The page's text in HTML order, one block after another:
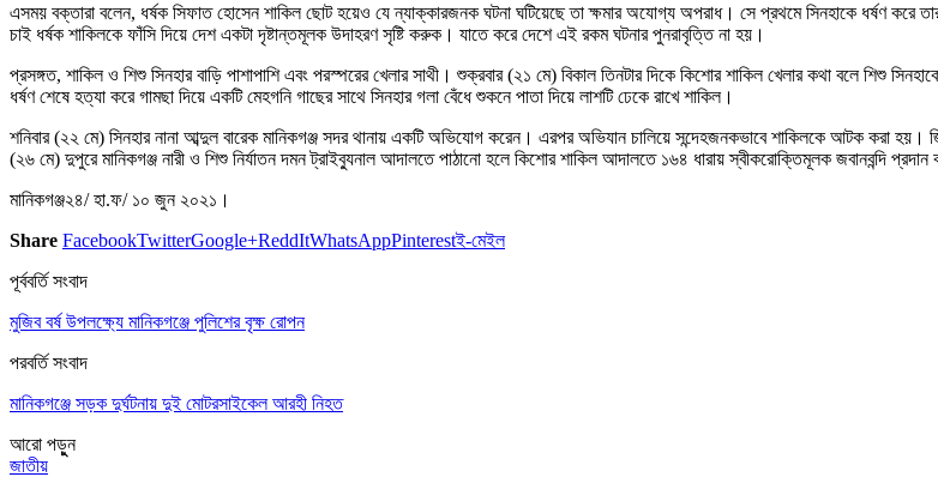
এসময় বক্তারা বলেন, ধর্ষক সিফাত হোসেন শাকিল ছোট হয়েও যে ন্যাক্কারজনক ঘটনা ঘটিয়েছে তা ক্ষমার অযোগ্য অপরাধ। সে প্রথমে সিনহাকে ধর্ষণ
চাই ধর্ষক শাকিলকে ফাঁসি দিয়ে দেশ একটা দৃষ্টান্তমূলক উদাহরণ সৃষ্টি করুক। যাতে করে দেশে এই রকম ঘটনার পুনরাবৃত্তি না হয়।
প্রসঙ্গত, শাকিল ও শিশু সিনহার বাড়ি পাশাপাশি এবং পরস্পরের খেলার সাথী। শুক্রবার (২১ মে) বিকাল তিনটার দিকে কিশোর শাকিল খেলার কথা বলে শিশু
ধর্ষণ শেষে হত্যা করে গামছা দিয়ে একটি মেহগনি গাছের সাথে সিনহার গলা বেঁধে শুকনে পাতা দিয়ে লাশটি ঢেকে রাখে শাকিল।
শনিবার (২২ মে) সিনহার নানা আব্দুল বারেক মানিকগঞ্জ সদর থানায় একটি অভিযোগ করেন। এরপর অভিযান চালিয়ে সন্দেহজনকভাবে শাকিলকে আটক করা হয়।
(২৬ মে) দুপুরে মানিকগঞ্জ নারী ও শিশু নির্যাতন দমন ট্রাইব্যুনাল আদালতে পাঠানো হলে কিশোর শাকিল আদালতে ১৬৪ ধারায় স্বীকরোক্তিমূলক জবানবন্দি
মানিকগঞ্জ২৪/ হা.ফ/ ১০ জুন ২০২১।
Share FacebookTwitterGoogle+ReddItWhatsAppPinterestই-মেইল
পূর্ববর্তি সংবাদ
মুজিব বর্ষ উপলক্ষ্যে মানিকগঞ্জে পুলিশের বৃক্ষ রোপন
পরবর্তি সংবাদ
মানিকগঞ্জে সড়ক দুর্ঘটনায় দুই মোটরসাইকেল আরহী নিহত
আরো পড়ুুন
জাতীয়